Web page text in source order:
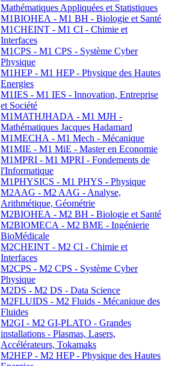
Mathématiques Appliquées et Statistiques
M1BIOHEA - M1 BH - Biologie et Santé
M1CHEINT - M1 CI - Chimie et
Interfaces
M1CPS - M1 CPS - Système Cyber
Physique
M1HEP - M1 HEP - Physique des Hautes
Energies
M1IES - M1 IES - Innovation, Entreprise
et Société
M1MATHJHADA - M1 MJH -
Mathématiques Jacques Hadamard
M1MECHA - M1 Mech - Mécanique
M1MIE - M1 MiE - Master en Economie
M1MPRI - M1 MPRI - Fondements de
l'Informatique
M1PHYSICS - M1 PHYS - Physique
M2AAG - M2 AAG - Analyse,
Arithmétique, Géométrie
M2BIOHEA - M2 BH - Biologie et Santé
M2BIOMECA - M2 BME - Ingénierie
BioMédicale
M2CHEINT - M2 CI - Chimie et
Interfaces
M2CPS - M2 CPS - Système Cyber
Physique
M2DS - M2 DS - Data Science
M2FLUIDS - M2 Fluids - Mécanique des
Fluides
M2GI - M2 GI-PLATO - Grandes
installations - Plasmas, Lasers,
Accélérateurs, Tokamaks
M2HEP - M2 HEP - Physique des Hautes